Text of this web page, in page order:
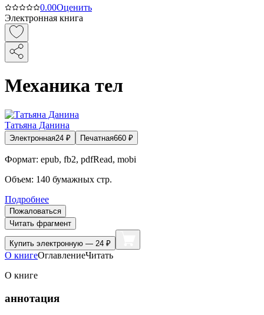
0.00Оценить
Электронная книга
Механика тел
Татьяна Данина
Электронная24 ₽ Печатная660 ₽
Формат: epub, fb2, pdfRead, mobi
Объем: 140 бумажных стр.
Подробнее
Пожаловаться
Читать фрагмент
Купить электронную — 24 ₽
О книгеОглавлениеЧитать
О книге
аннотация